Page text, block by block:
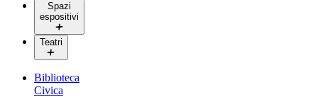
Spazi
espositivi
Teatri
Biblioteca
Civica